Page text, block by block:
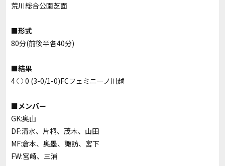
荒川総合公園芝面
■形式
80分(前後半各40分)
■結果
4 ○ 0 (3-0/1-0)FCフェミニーノ川越
■メンバー
GK:奥山
DF:清水、片桐、茂木、山田
MF:倉本、奥墨、諏訪、宮下
FW:宮崎、三浦